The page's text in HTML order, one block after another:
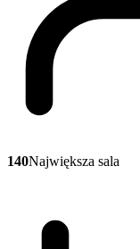
140Największa sala